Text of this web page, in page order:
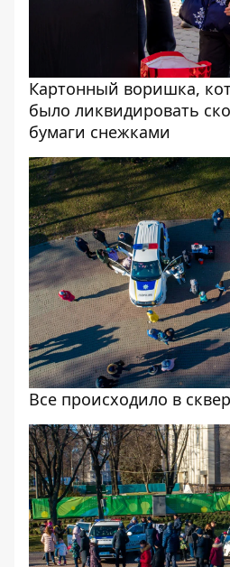
Картонный воришка,
было ликвидировать
бумаги снежками
Все происходило в